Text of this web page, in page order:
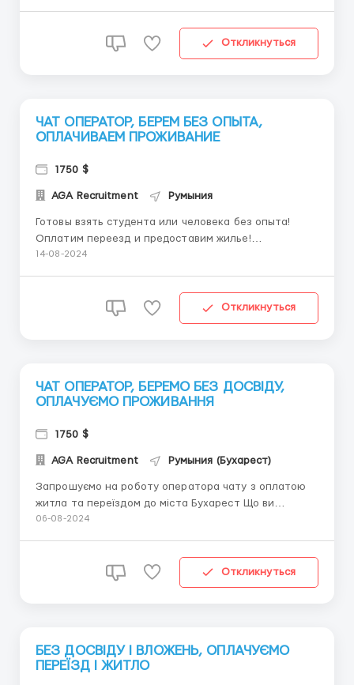
рекламы для привлечения кандидатов📌
Взаимодействовать с потенциальными к...
Откликнуться
ЧАТ ОПЕРАТОР, БЕРЕМ БЕЗ ОПЫТА,
ОПЛАЧИВАЕМ ПРОЖИВАНИЕ
1750 $
AGA Recruitment Румыния
Готовы взять студента или человека без опыта!
Оплатим переезд и предоставим жилье!
Обязанности: Прием и обработка входящих звонков
в CRM-системе и передача их соответствующим
14-08-2024
Откликнуться
ЧАТ ОПЕРАТОР, БЕРЕМО БЕЗ ДОСВІДУ,
ОПЛАЧУЄМО ПРОЖИВАННЯ
1750 $
AGA Recruitment Румыния (Бухарест)
Запрошуємо на роботу оператора чату з оплатою
житла та переїздом до міста Бухарест Що ви
робитимете: - Обробляти вхідні повідомлення у чаті
контакт із аудиторією Необхідні умови: - Досвід
06-08-2024
Откликнуться
БЕЗ ДОСВІДУ І ВЛОЖЕНЬ, ОПЛАЧУЄМО
ПЕРЕЇЗД І ЖИТЛО